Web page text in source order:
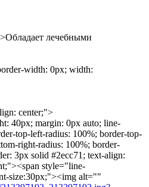
лечебными
width: 0px; width:
center;">
40px; margin: 0px auto; line-
top-left-radius: 100%; border-top-
right-radius: 100%; border-
3px solid #2ecc71; text-align:
style="line-
size:30px;"><img alt=""